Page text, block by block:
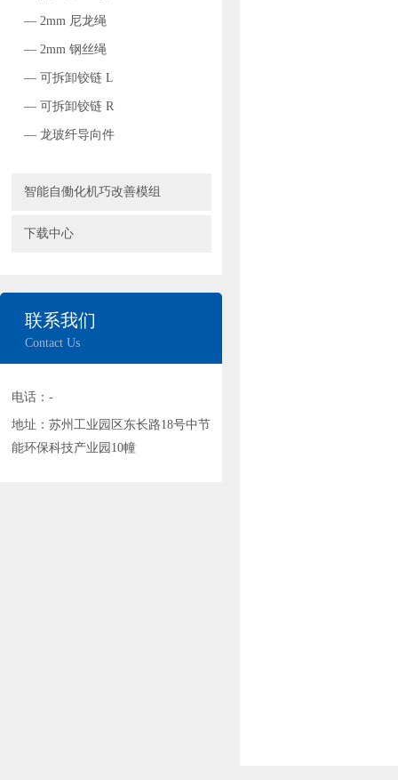
— 2mm 尼龙绳
— 2mm 钢丝绳
— 可拆卸铰链 L
— 可拆卸铰链 R
— 龙玻纤导向件
智能自働化机巧改善模组
下载中心
联系我们
Contact Us
电话：-
地址：苏州工业园区东长路18号中节
能环保科技产业园10幢